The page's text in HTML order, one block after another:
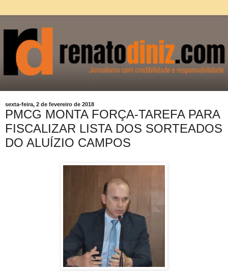
sexta-feira, 2 de fevereiro de 2018
PMCG MONTA FORÇA-TAREFA PARA
FISCALIZAR LISTA DOS SORTEADOS
DO ALUÍZIO CAMPOS